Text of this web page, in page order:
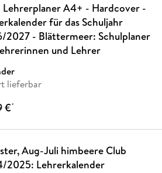
Lehrerplaner A4+ - Hardcover -
für das Schuljahr
2027 - Blättermeer: Schulplaner
und Lehrer
lieferbar
€*
Aug-Juli himbeere Club
2025: Lehrerkalender